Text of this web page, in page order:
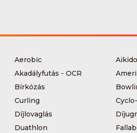
Aerobic
Aikido
Akadályfutás - OCR
Bírkózás
Curling
Díjlovaglás
Duathlon